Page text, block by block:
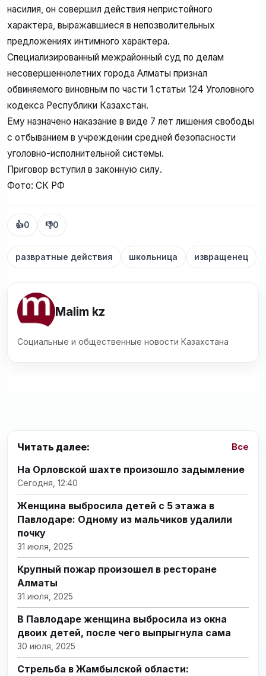
насилия, он совершил действия непристойного
характера, выражавшиеся в непозволительных
предложениях интимного характера.
Специализированный межрайонный суд по делам
несовершеннолетних города Алматы признал
обвиняемого виновным по части 1 статьи 124 Уголовного
кодекса Республики Казахстан.
Ему назначено наказание в виде 7 лет лишения свободы
с отбыванием в учреждении средней безопасности
уголовно-исполнительной системы.
Приговор вступил в законную силу.
Фото: СК РФ
👍0 👎0
развратные действия школьница извращенец
Malim kz
Социальные и общественные новости Казахстана
Читать далее: Все
На Орловской шахте произошло задымление
Сегодня, 12:40
Женщина выбросила детей с 5 этажа в
Павлодаре: Одному из мальчиков удалили
почку
31 июля, 2025
Крупный пожар произошел в ресторане
Алматы
31 июля, 2025
В Павлодаре женщина выбросила из окна
двоих детей, после чего выпрыгнула сама
30 июля, 2025
Стрельба в Жамбылской области: